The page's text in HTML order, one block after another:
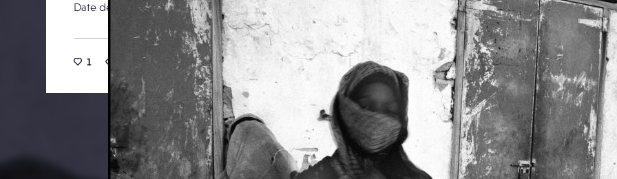
Date de publication
23 mai 2019
1 0